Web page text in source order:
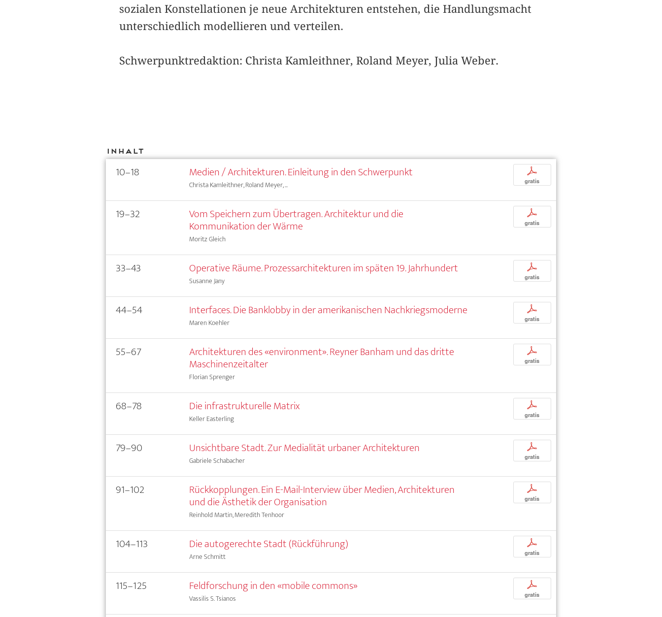
sozialen Konstellationen je neue Architekturen entstehen, die Handlungsmacht
unterschiedlich modellieren und verteilen.
Schwerpunktredaktion: Christa Kamleithner, Roland Meyer, Julia Weber.
Inhalt
10–18 Medien / Architekturen. Einleitung in den Schwerpunkt
Christa Kamleithner, Roland Meyer, ...
p
gratis
19–32 Vom Speichern zum Übertragen. Architektur und die
Kommunikation der Wärme
Moritz Gleich
p
gratis
33–43 Operative Räume. Prozessarchitekturen im späten 19. Jahrhundert
Susanne Jany
p
gratis
44–54 Interfaces. Die Banklobby in der amerikanischen Nachkriegsmoderne
Maren Koehler
p
gratis
55–67 Architekturen des «environment». Reyner Banham und das dritte
Maschinenzeitalter
Florian Sprenger
p
gratis
68–78 Die infrastrukturelle Matrix
Keller Easterling
p
gratis
79–90 Unsichtbare Stadt. Zur Medialität urbaner Architekturen
Gabriele Schabacher
p
gratis
91–102 Rückkopplungen. Ein E-Mail-Interview über Medien, Architekturen
und die Ästhetik der Organisation
Reinhold Martin, Meredith Tenhoor
p
gratis
104–113 Die autogerechte Stadt (Rückführung)
Arne Schmitt
p
gratis
115–125 Feldforschung in den «mobile commons»
Vassilis S. Tsianos
p
gratis